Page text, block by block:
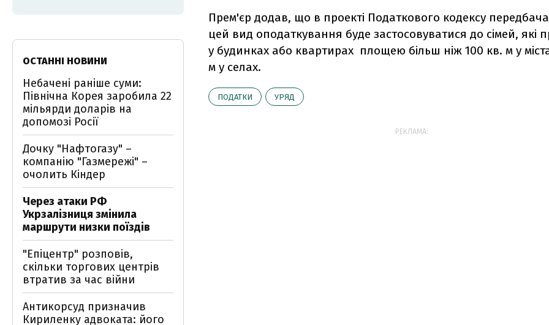
Прем'єр додав, що в проекті Податкового кодексу
цей вид оподаткування буде застосовуватися до сімей, які
у будинках або квартирах площею більш ніж 100 кв. м у
м у селах.
ПОДАТКИ УРЯД
РЕКЛАМА:
ОСТАННІ НОВИНИ
Небачені раніше суми:
Північна Корея заробила 22
мільярди доларів на
допомозі Росії
Дочку "Нафтогазу" –
компанію "Газмережі" –
очолить Кіндер
Через атаки РФ
Укрзалізниця змінила
маршрути низки поїздів
"Епіцентр" розповів,
скільки торгових центрів
втратив за час війни
Антикорсуд призначив
Кириленку адвоката: його